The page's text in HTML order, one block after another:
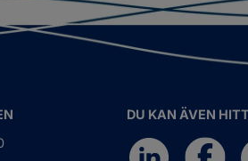
DU KAN ÄVEN